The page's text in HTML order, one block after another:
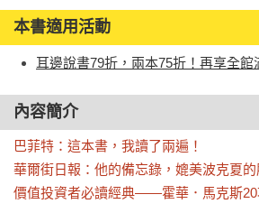
本書適用活動
耳邊說書79折，兩本75折！再享全館
內容簡介
巴菲特：這本書，我讀了兩遍！
華爾街日報：他的備忘錄，媲美波克夏的
價值投資者必讀經典——霍華．馬克斯20